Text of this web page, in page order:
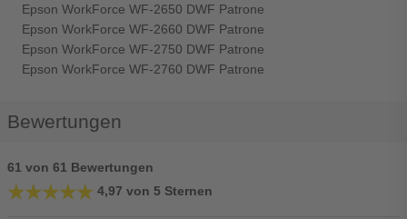
Epson WorkForce WF-2650 DWF Patrone
Epson WorkForce WF-2660 DWF Patrone
Epson WorkForce WF-2750 DWF Patrone
Epson WorkForce WF-2760 DWF Patrone
Bewertungen
61 von 61 Bewertungen
★★★★★
★★★★★ 4,97 von 5 Sternen